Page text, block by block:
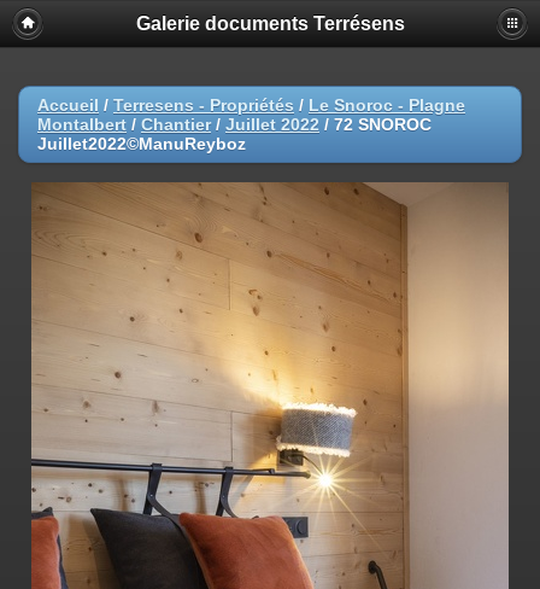
Galerie documents Terrésens
Accueil / Terresens - Propriétés / Le Snoroc - Plagne
Montalbert / Chantier/ Juillet 2022 / 72 SNOROC
Juillet2022©ManuReyboz